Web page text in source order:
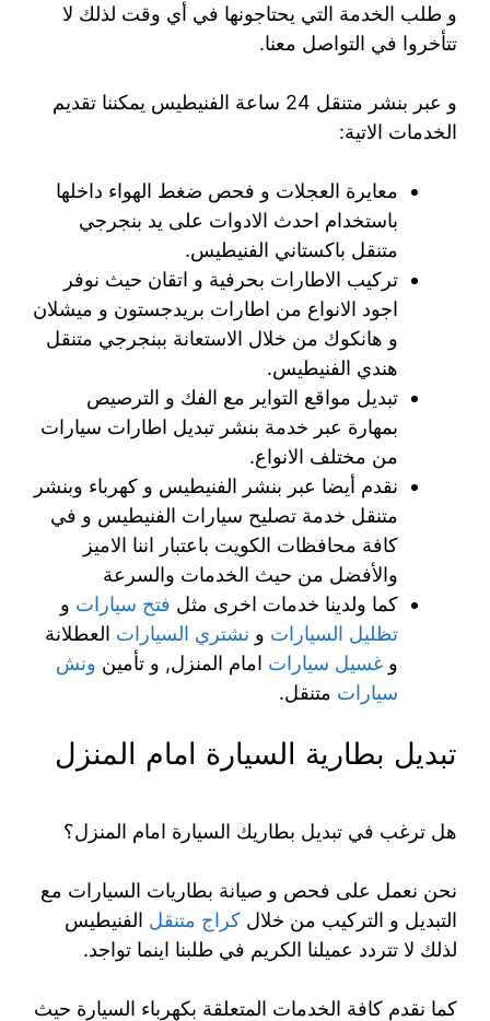
و طلب الخدمة التي يحتاجونها في أي وقت لذلك لا
تتأخروا في التواصل معنا.
و عبر بنشر متنقل 24 ساعة الفنيطيس يمكننا تقديم
الخدمات الاتية:
معايرة العجلات و فحص ضغط الهواء داخلها
باستخدام احدث الادوات على يد بنجرجي
متنقل باكستاني الفنيطيس.
تركيب الاطارات بحرفية و اتقان حيث نوفر
اجود الانواع من اطارات بريدجستون و ميشلان
و هانكوك من خلال الاستعانة ببنجرجي متنقل
هندي الفنيطيس.
تبديل مواقع التواير مع الفك و الترصيص
بمهارة عبر خدمة بنشر تبديل اطارات سيارات
من مختلف الانواع.
نقدم أيضا عبر بنشر الفنيطيس و كهرباء وبنشر
متنقل خدمة تصليح سيارات الفنيطيس و في
كافة محافظات الكويت باعتبار اننا الاميز
والأفضل من حيث الخدمات والسرعة
كما ولدينا خدمات اخرى مثل فتح سيارات و
تظليل السيارات و نشتري السيارات العطلانة
و غسيل سيارات امام المنزل, و تأمين ونش
سيارات متنقل.
تبديل بطارية السيارة امام المنزل
هل ترغب في تبديل بطاريك السيارة امام المنزل؟
نحن نعمل على فحص و صيانة بطاريات السيارات مع
التبديل و التركيب من خلال كراج متنقل الفنيطيس
لذلك لا تتردد عميلنا الكريم في طلبنا اينما تواجد.
كما نقدم كافة الخدمات المتعلقة بكهرباء السيارة حيث